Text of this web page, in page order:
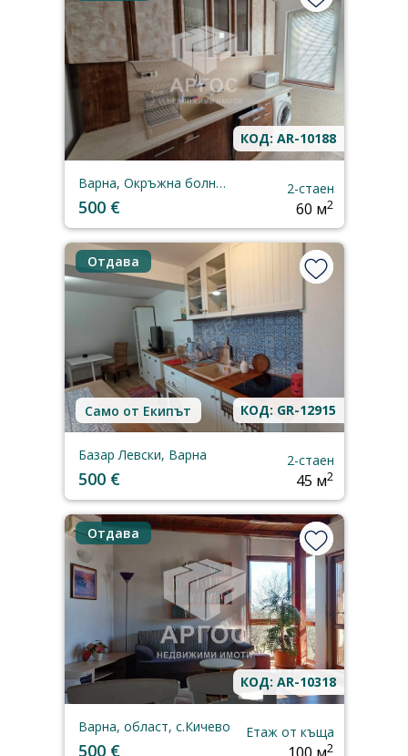
КОД: AR-10188
Варна, Окръжна болница
500 €
2-стаен
60 м2
Отдава
Само от Екипът КОД: GR-12915
Базар Левски, Варна
500 €
2-стаен
45 м2
Отдава
КОД: AR-10318
Варна, област, с.Кичево
500 €
Етаж от къща
2